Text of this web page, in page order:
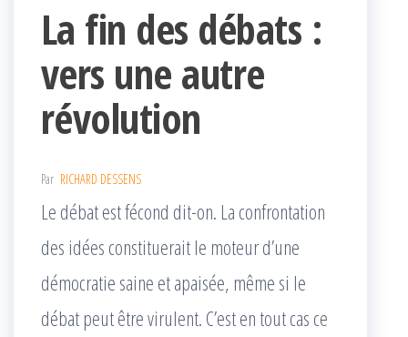
La fin des débats :
vers une autre
révolution
Par RICHARD DESSENS
Le débat est fécond dit-on. La confrontation
des idées constituerait le moteur d’une
démocratie saine et apaisée, même si le
débat peut être virulent. C’est en tout cas ce